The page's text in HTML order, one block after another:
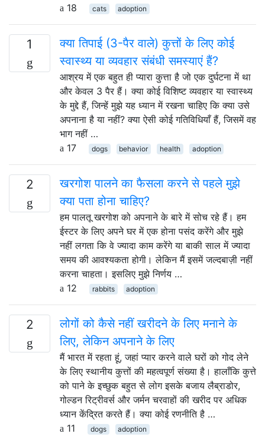
18
cats adoption
1
क्या तिपाई (3-पैर वाले) कुत्तों के लिए कोई
स्वास्थ्य या व्यवहार संबंधी समस्याएं हैं?
आश्रय में एक बहुत ही प्यारा कुत्ता है जो एक दुर्घटना में था
और केवल 3 पैर हैं। क्या कोई विशिष्ट व्यवहार या स्वास्थ्य
के मुद्दे हैं, जिन्हें मुझे यह ध्यान में रखना चाहिए कि क्या उसे
अपनाना है या नहीं? क्या ऐसी कोई गतिविधियाँ हैं, जिसमें वह
भाग नहीं …
17
dogs behavior health adoption
2
खरगोश पालने का फैसला करने से पहले मुझे
क्या पता होना चाहिए?
हम पालतू खरगोश को अपनाने के बारे में सोच रहे हैं। हम
ईस्टर के लिए अपने घर में एक होना पसंद करेंगे और मुझे
नहीं लगता कि वे ज्यादा काम करेंगे या बाकी साल में ज्यादा
समय की आवश्यकता होगी। लेकिन मैं इसमें जल्दबाज़ी नहीं
करना चाहता। इसलिए मुझे निर्णय …
12
rabbits adoption
2
लोगों को कैसे नहीं खरीदने के लिए मनाने के
लिए, लेकिन अपनाने के लिए
मैं भारत में रहता हूं, जहां प्यार करने वाले घरों को गोद लेने
के लिए स्थानीय कुत्तों की महत्वपूर्ण संख्या है। हालाँकि कुत्ते
को पाने के इच्छुक बहुत से लोग इसके बजाय लैब्राडोर,
गोल्डन रिट्रीवर्स और जर्मन चरवाहों की खरीद पर अधिक
ध्यान केंद्रित करते हैं। क्या कोई रणनीति है …
11
dogs adoption